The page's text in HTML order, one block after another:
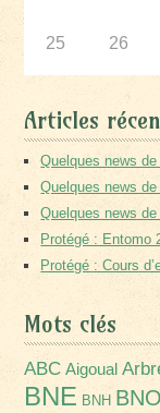
25 26
Articles
Quelques news
Quelques news
Quelques news de
Protégé : Entomo
Protégé : Cours
Mots clés
ABC Aigoual
BNE BNH BNO